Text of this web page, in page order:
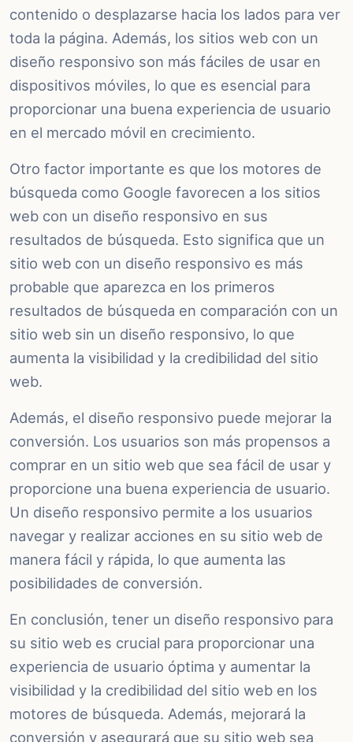
contenido o desplazarse hacia los lados para ver
toda la página. Además, los sitios web con un
diseño responsivo son más fáciles de usar en
dispositivos móviles, lo que es esencial para
proporcionar una buena experiencia de usuario
en el mercado móvil en crecimiento.
Otro factor importante es que los motores de
búsqueda como Google favorecen a los sitios
web con un diseño responsivo en sus
resultados de búsqueda. Esto significa que un
sitio web con un diseño responsivo es más
probable que aparezca en los primeros
resultados de búsqueda en comparación con un
sitio web sin un diseño responsivo, lo que
aumenta la visibilidad y la credibilidad del sitio
web.
Además, el diseño responsivo puede mejorar la
conversión. Los usuarios son más propensos a
comprar en un sitio web que sea fácil de usar y
proporcione una buena experiencia de usuario.
Un diseño responsivo permite a los usuarios
navegar y realizar acciones en su sitio web de
manera fácil y rápida, lo que aumenta las
posibilidades de conversión.
En conclusión, tener un diseño responsivo para
su sitio web es crucial para proporcionar una
experiencia de usuario óptima y aumentar la
visibilidad y la credibilidad del sitio web en los
motores de búsqueda. Además, mejorará la
conversión y asegurará que su sitio web sea